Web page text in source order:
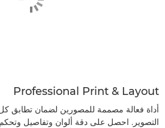
Professional Print & Layout
أداة فعالة مصممة للمصورين لضمان
التصوير. احصل على دقة ألوان وتفاصيل